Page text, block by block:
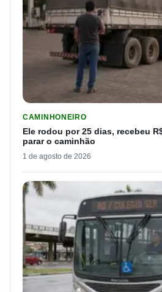
CAMINHONEIRO
Ele rodou por 25 dias, recebeu
parar o caminhão
1 de agosto de 2026